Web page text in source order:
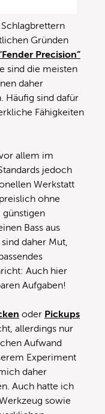
Gründen
Precision”
sind die meisten
daher
Häufig sind dafür
Fähigkeiten
allem im
jedoch
Werkstatt
ohne
günstigen
Bass aus
daher Mut,
Auch hier
Aufgaben!
oder Pickups
allerdings nur
Aufwand
Experiment
daher
Auch hatte ich
sowie